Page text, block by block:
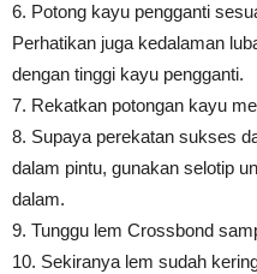
6. Potong kayu pengganti
Perhatikan juga kedalaman
dengan tinggi kayu pengganti.
7. Rekatkan potongan kayu
8. Supaya perekatan sukses
dalam pintu, gunakan selotip
dalam.
9. Tunggu lem Crossbond
10. Sekiranya lem sudah